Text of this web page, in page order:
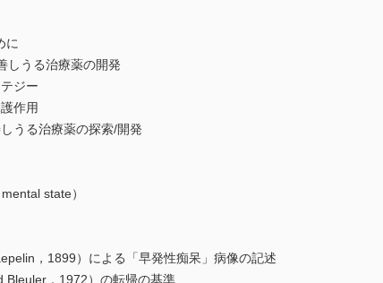
に
うる治療薬の開発
ジー
作用
る治療薬の探索/開発
state）
，1899）による「早発性痴呆」病像の記述
，1972）の転帰の基準